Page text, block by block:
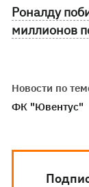
Роналду
миллионов
Новости по
ФК "Ювентус"